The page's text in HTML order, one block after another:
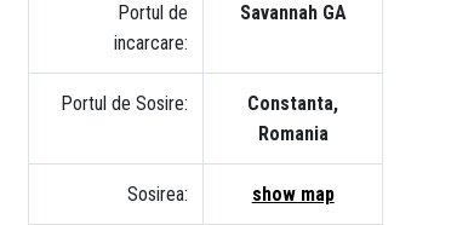
Portul de
incarcare:
Savannah GA
Portul de Sosire:
Constanta,
Romania
Sosirea: show map